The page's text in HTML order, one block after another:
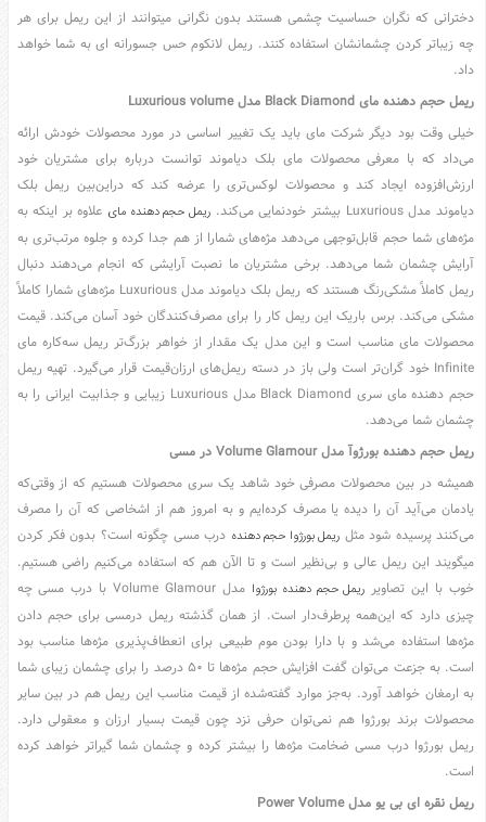
عکس
سرگرمی
منوی
سایدبار
صفحه
اصلی
آشپزی
دکوراسیون
اخبار
پزشکی
تکنولوژی
جوک
زناشویی
مدل
لباس
عکس
سرگرمی
ورزش
دخترانی که نگران حساسیت چشمی هستند بدون نگرانی میتوانند از این ریمل برای هر
چه زیباتر کردن چشمانشان استفاده کنند. ریمل لانکوم حس جسورانه ای به شما خواهد
داد.
ریمل حجم دهنده مای Black Diamond مدلLuxurious volume
خیلی وقت بود دیگر شرکت مای باید یک تغییر اساسی در مورد محصولات خودش ارائه
می‌داد که با معرفی محصولات مای بلک دیاموند توانست درباره برای مشتریان خود
ارزش‌افزوده ایجاد کند و محصولات لوکس‌تری را عرضه کند که دراین‌بین ریمل بلک
دیاموند مدل Luxurious بیشتر خودنمایی می‌کند.
ریمل حجم دهنده مای علاوه بر اینکه به
مژه‌های شما حجم قابل‌توجهی می‌دهد مژه‌های شمارا از هم جدا کرده و جلوه مرتب‌تری به
آرایش چشمان شما می‌دهد. برخی مشتریان ما نصبت آرایشی که انجام می‌دهند دنبال
ریمل کاملاً مشکی‌رنگ هستند که ریمل بلک دیاموند مدل Luxurious مژه‌های شمارا کاملاً
مشکی می‌کند. برس باریک این ریمل کار را برای مصرف‌کنندگان خود آسان می‌کند. قیمت
محصولات مای مناسب است و این مدل یک مقدار از خواهر بزرگ‌تر ریمل سه‌کاره مای
Infinite خود گران‌تر است ولی باز در دسته ریمل‌های ارزان‌قیمت قرار می‌گیرد. تهیه ریمل
حجم دهنده مای سری Black Diamond مدل Luxurious زیبایی و جذابیت ایرانی را به
چشمان شما می‌دهد.
ریمل حجم دهنده بورژوآ مدلVolume Glamour در مسی
همیشه در بین محصولات مصرفی خود شاهد یک سری محصولات هستیم که از وقتی‌که
یادمان می‌آید آن را دیده یا مصرف کرده‌ایم و به امروز هم از اشخاصی که آن را مصرف
می‌کنند پرسیده شود مثل ریمل بورژوا حجم دهنده درب مسی چگونه است؟ بدون فکر کردن
میگویند این ریمل عالی و بی‌نظیر است و تا الآن هم که استفاده می‌کنیم راضی هستیم.
خوب با این تصاویر ریمل حجم دهنده بورژوا
مدل Volume Glamour با درب مسی چه
چیزی دارد که این‌همه پرطرف‌دار است. از همان گذشته ریمل درمسی برای حجم دادن
مژه‌ها استفاده می‌شد و با دارا بودن موم طبیعی برای انعطاف‌پذیری مژه‌ها مناسب بود
است. به جزعت می‌توان گفت افزایش حجم مژه‌ها تا ۵۰ درصد را برای چشمان زیبای شما
به ارمغان خواهد آورد. به‌جز موارد گفته‌شده از قیمت مناسب این ریمل هم در بین سایر
محصولات برند بورژوا هم نمی‌توان حرفی نزد چون قیمت بسیار ارزان و معقولی دارد.
ریمل بورژوا درب مسی ضخامت مژه‌ها را بیشتر کرده و چشمان شما گیراتر خواهد کرده
است.
ریمل نقره ای بی یو مدلPower Volume